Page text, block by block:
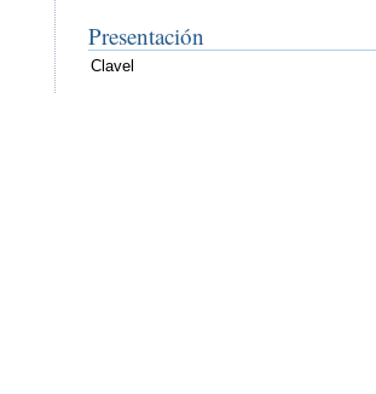
Presentación
Clavel